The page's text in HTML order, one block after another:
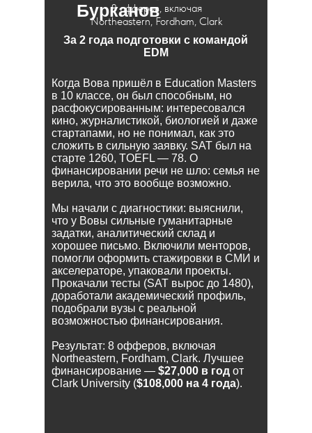
Бурканов
8 офферов, включая
Northeastern, Fordham, Clark
За 2 года подготовки с командой
EDM
Когда Вова пришёл в Education Masters
в 10 классе, он был способным, но
расфокусированным: интересовался
кино, журналистикой, биологией и даже
стартапами, но не понимал, как это
сложить в сильную заявку. SAT был на
старте 1260, TOEFL — 78. О
финансировании речи не шло: семья не
верила, что это вообще возможно.
Мы начали с диагностики: выяснили,
что у Вовы сильные гуманитарные
задатки, аналитический склад и
хорошее письмо. Включили менторов,
помогли оформить стажировки в СМИ и
акселераторе, упаковали проекты.
Прокачали тесты (SAT вырос до 1480),
доработали академический профиль,
подобрали вузы с реальной
возможностью финансирования.
Результат: 8 офферов, включая
Northeastern, Fordham, Clark. Лучшее
финансирование — $27,000 в год от
Clark University ($108,000 на 4 года).